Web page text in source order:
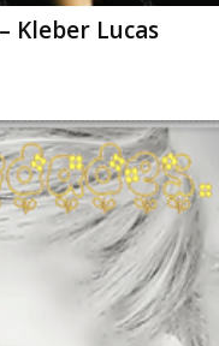
Kleber Lucas